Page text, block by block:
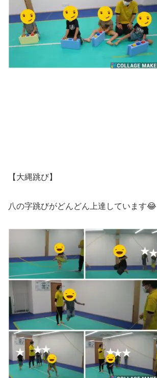
【大縄跳び】
八の字跳びがどんどん上達しています😂